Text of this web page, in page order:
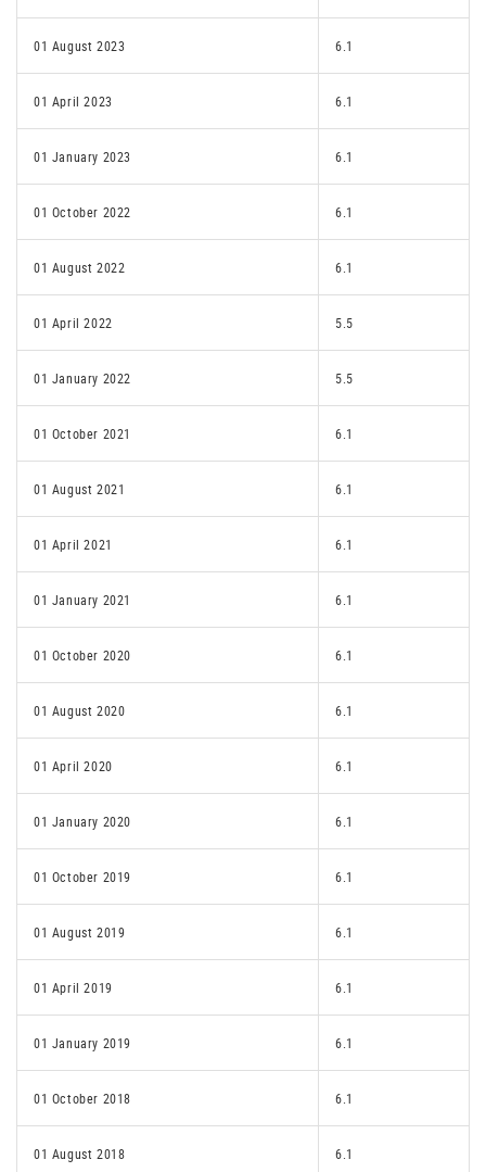
01 August 2023 6.1
01 April 2023 6.1
01 January 2023 6.1
01 October 2022 6.1
01 August 2022 6.1
01 April 2022 5.5
01 January 2022 5.5
01 October 2021 6.1
01 August 2021 6.1
01 April 2021 6.1
01 January 2021 6.1
01 October 2020 6.1
01 August 2020 6.1
01 April 2020 6.1
01 January 2020 6.1
01 October 2019 6.1
01 August 2019 6.1
01 April 2019 6.1
01 January 2019 6.1
01 October 2018 6.1
01 August 2018 6.1